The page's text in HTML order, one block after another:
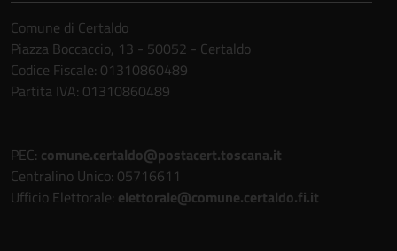
Comune di Certaldo
Piazza Boccaccio, 13 - 50052 - Certaldo
Codice Fiscale: 01310860489
Partita IVA: 01310860489
PEC: comune.certaldo@postacert.toscana.it
Centralino Unico: 05716611
Ufficio Elettorale: elettorale@comune.certaldo.fi.it